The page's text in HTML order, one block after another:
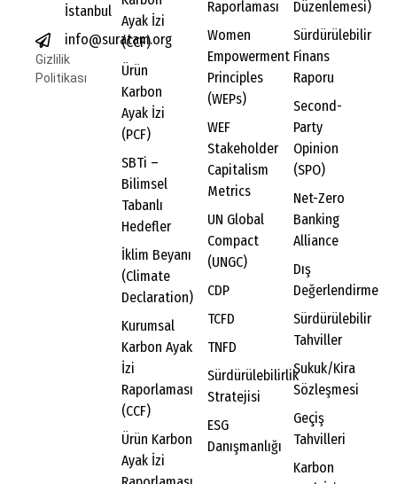
İstanbul
info@suratam.org
Gizlilik
Politikası
Ayak İzi
(CCF)
Ürün
Karbon
Ayak İzi
(PCF)
SBTi –
Bilimsel
Tabanlı
Hedefler
İklim Beyanı
(Climate
Declaration)
Kurumsal
Karbon Ayak
İzi
Raporlaması
(CCF)
Ürün Karbon
Ayak İzi
Raporlaması
Women
Empowerment
Principles
(WEPs)
WEF
Stakeholder
Capitalism
Metrics
UN Global
Compact
(UNGC)
CDP
TCFD
TNFD
Sürdürülebilirlik
Stratejisi
ESG
Danışmanlığı
Düzenlemesi)
Sürdürülebilir
Finans
Raporu
Second-
Party
Opinion
(SPO)
Net-Zero
Banking
Alliance
Dış
Değerlendirme
Sürdürülebilir
Tahviller
Sukuk/Kira
Sözleşmesi
Geçiş
Tahvilleri
Karbon